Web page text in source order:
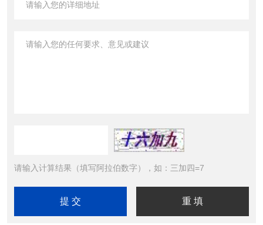
请输入计算结果（填写阿拉伯数字），如：三加四=7